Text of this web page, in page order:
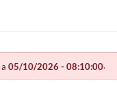
a 05/10/2026 - 08:10:00.